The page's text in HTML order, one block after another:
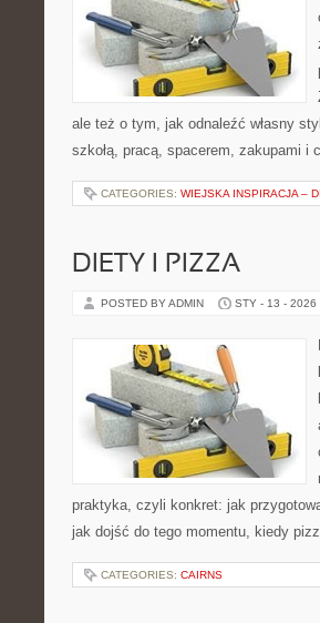
ale też o tym, jak odnaleźć własny
szkołą, pracą, spacerem, zakupami
CATEGORIES: WIEJSKA INSPIRACJA –
DIETY I PIZZA
POSTED BY ADMIN STY - 13 - 2026
praktyka, czyli konkret: jak
jak dojść do tego momentu, kiedy
CATEGORIES: CAIRNS